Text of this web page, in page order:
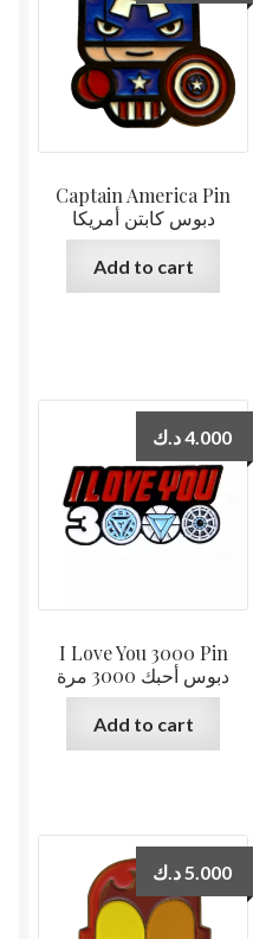
Captain America Pin
دبوس كابتن أمريكا
Add to cart
I Love You 3000 Pin
دبوس أحبك 3000 مرة
4.000د.ك
Add to cart
5.000 د.ك